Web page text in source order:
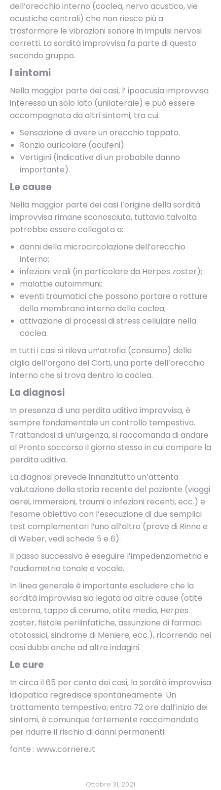
dell’orecchio interno (coclea, nervo acustico, vie
acustiche centrali) che non riesce più a
trasformare le vibrazioni sonore in impulsi nervosi
corretti. La sordità improvvisa fa parte di questo
secondo gruppo.
I sintomi
Nella maggior parte dei casi, l’ ipoacusia improvvisa
interessa un solo lato (unilaterale) e può essere
accompagnata da altri sintomi, tra cui:
Sensazione di avere un orecchio tappato.
Ronzio auricolare (acufeni).
Vertigini (indicative di un probabile danno
importante).
Le cause
Nella maggior parte dei casi l’origine della sordità
improvvisa rimane sconosciuta, tuttavia talvolta
potrebbe essere collegata a:
danni della microcircolazione dell’orecchio
interno;
infezioni virali (in particolare da Herpes zoster);
malattie autoimmuni;
eventi traumatici che possono portare a rotture
della membrana interna della coclea;
attivazione di processi di stress cellulare nella
coclea.
In tutti i casi si rileva un’atrofia (consumo) delle
ciglia dell’organo del Corti, una parte dell’orecchio
interno che si trova dentro la coclea.
La diagnosi
In presenza di una perdita uditiva improvvisa, è
sempre fondamentale un controllo tempestivo.
Trattandosi di un’urgenza, si raccomanda di andare
al Pronto soccorso il giorno stesso in cui compare la
perdita uditiva.
La diagnosi prevede innanzitutto un’attenta
valutazione della storia recente del paziente (viaggi
aerei, immersioni, traumi o infezioni recenti, ecc.) e
l’esame obiettivo con l’esecuzione di due semplici
test complementari l’uno all’altro (prove di Rinne e
di Weber, vedi schede 5 e 6).
Il passo successivo è eseguire l’impedenziometria e
l’audiometria tonale e vocale.
In linea generale è importante escludere che la
sordità improvvisa sia legata ad altre cause (otite
esterna, tappo di cerume, otite media, Herpes
zoster, fistole perilinfatiche, assunzione di farmaci
ototossici, sindrome di Meniere, ecc.), ricorrendo nei
casi dubbi anche ad altre indagini.
Le cure
In circa il 65 per cento dei casi, la sordità improvvisa
idiopatica regredisce spontaneamente. Un
trattamento tempestivo, entro 72 ore dall’inizio dei
sintomi, è comunque fortemente raccomandato
per ridurre il rischio di danni permanenti.
fonte : www.corriere.it
Ottobre 31, 2021